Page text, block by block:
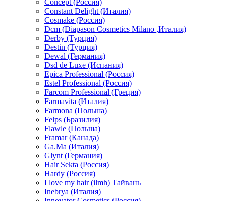
Concept (Россия)
Constant Delight (Италия)
Cosmake (Россия)
Dcm (Diapason Cosmetics Milano ,Италия)
Derby (Турция)
Destin (Турция)
Dewal (Германия)
Dsd de Luxe (Испания)
Epica Professional (Россия)
Estel Professional (Россия)
Farcom Professional (Греция)
Farmavita (Италия)
Farmona (Польша)
Felps (Бразилия)
Flawle (Польша)
Framar (Канада)
Ga.Ma (Италия)
Glynt (Германия)
Hair Sekta (Россия)
Hardy (Россия)
I love my hair (ilmh) Тайвань
Inebrya (Италия)